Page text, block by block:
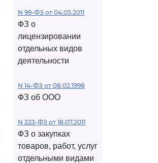
N 99-ФЗ от 04.05.2011
ФЗ о
лицензировании
отдельных видов
деятельности
N 14-ФЗ от 08.02.1998
ФЗ об ООО
N 223-ФЗ от 18.07.2011
ФЗ о закупках
товаров, работ, услуг
отдельными видами